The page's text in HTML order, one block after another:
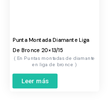
Punta Montada Diamante Liga
De Bronce 20×13/15
Puntas montadas de diamante
en liga de bronce
Leer más